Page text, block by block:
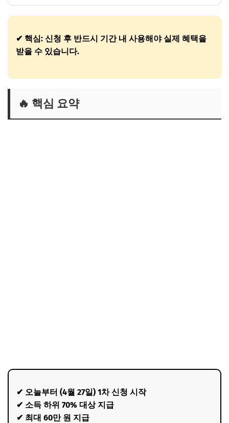
✔ 핵심: 신청 후 반드시 기간 내 사용해야 실제 혜택을
받을 수 있습니다.
🔥 핵심 요약
✔ 오늘부터 (4월 27일) 1차 신청 시작
✔ 소득 하위 70% 대상 지급
✔ 최대 60만 원 지급